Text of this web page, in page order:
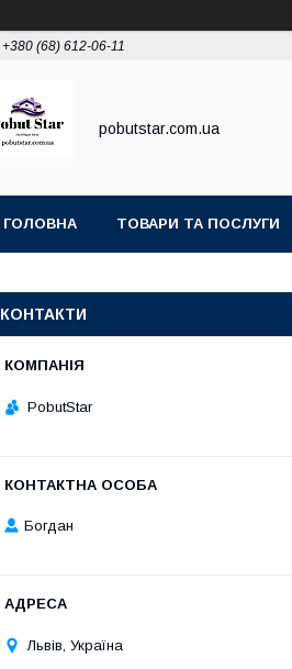
+380 (68) 612-06-11
pobutstar.com.ua
ГОЛОВНА ТОВАРИ ТА ПОСЛУГИ
КОНТАКТИ
PobutStar
Богдан
Львів, Україна